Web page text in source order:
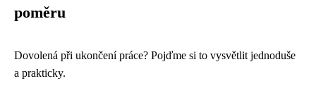
poměru
Dovolená při ukončení práce? Pojďme si to vysvětlit jednoduše
a prakticky.